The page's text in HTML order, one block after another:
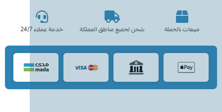
مبيعات بالجملة شحن لجميع مناطق المملكة خدمة عملاء 24/7